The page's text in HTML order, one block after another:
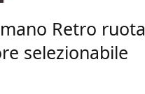
Retro ruota
selezionabile